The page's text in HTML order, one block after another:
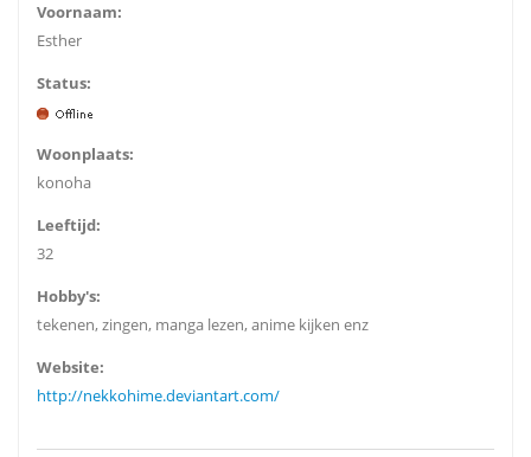
Voornaam:
Esther
Status:
Woonplaats:
konoha
Leeftijd:
32
Hobby's:
tekenen, zingen, manga lezen, anime kijken enz
Website:
http://nekkohime.deviantart.com/